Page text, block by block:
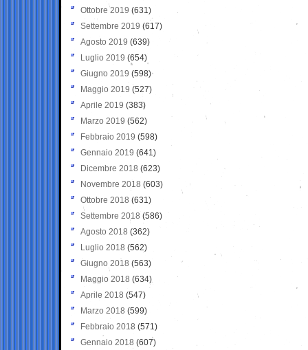
Ottobre 2019 (631)
Settembre 2019 (617)
Agosto 2019 (639)
Luglio 2019 (654)
Giugno 2019 (598)
Maggio 2019 (527)
Aprile 2019 (383)
Marzo 2019 (562)
Febbraio 2019 (598)
Gennaio 2019 (641)
Dicembre 2018 (623)
Novembre 2018 (603)
Ottobre 2018 (631)
Settembre 2018 (586)
Agosto 2018 (362)
Luglio 2018 (562)
Giugno 2018 (563)
Maggio 2018 (634)
Aprile 2018 (547)
Marzo 2018 (599)
Febbraio 2018 (571)
Gennaio 2018 (607)